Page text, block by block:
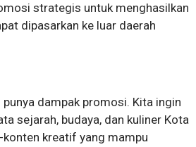
strategis untuk menghasilkan
dipasarkan ke luar daerah
punya dampak promosi. Kita ingin
sejarah, budaya, dan kuliner Kota
kreatif yang mampu